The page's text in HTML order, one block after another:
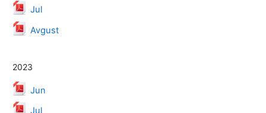
Jul
Datoteka
Avgust
Datoteka
2023
Jun
Datoteka
Datoteka